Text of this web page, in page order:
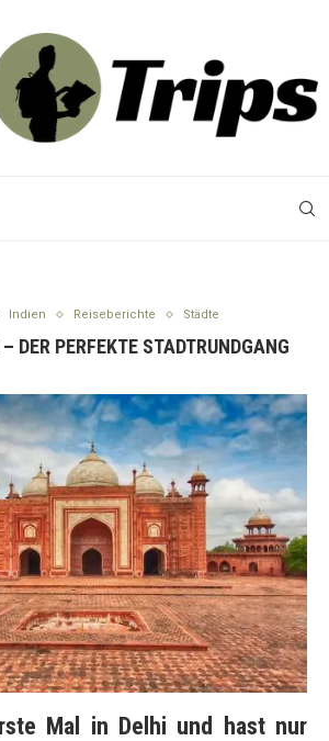
Indien Reiseberichte Städte
DER PERFEKTE STADTRUNDGANG
Mal in Delhi und hast nur